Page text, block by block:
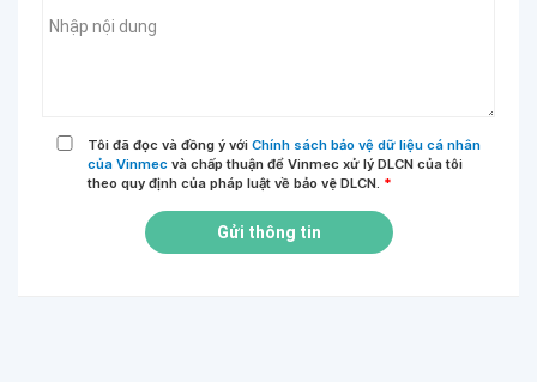
Tôi đã đọc và đồng ý với Chính sách bảo vệ dữ liệu cá nhân
của Vinmec và chấp thuận để Vinmec xử lý DLCN của tôi
theo quy định của pháp luật về bảo vệ DLCN. *
Gửi thông tin